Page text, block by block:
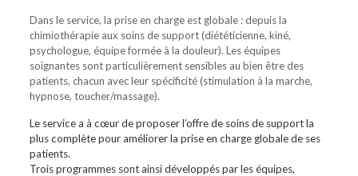
Dans le service, la prise en charge est globale : depuis la
chimiothérapie aux soins de support (diététicienne, kiné,
psychologue, équipe formée à la douleur). Les équipes
soignantes sont particulièrement sensibles au bien être des
patients, chacun avec leur spécificité (stimulation à la marche,
hypnose, toucher/massage).
Le service a à cœur de proposer l’offre de soins de support la
plus complète pour améliorer la prise en charge globale de ses
patients.
Trois programmes sont ainsi développés par les équipes,